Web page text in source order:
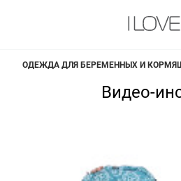
ОДЕЖДА ДЛЯ БЕРЕМЕННЫХ И
Видео-